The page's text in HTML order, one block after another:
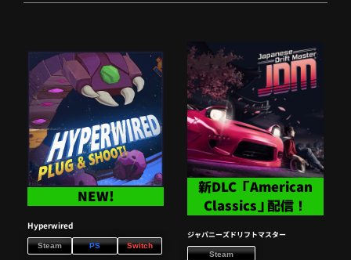
NEW!
Hyperwired
Steam PS Switch
新DLC 「American
Classics」配信！
ジャパニーズドリフトマスター
Steam